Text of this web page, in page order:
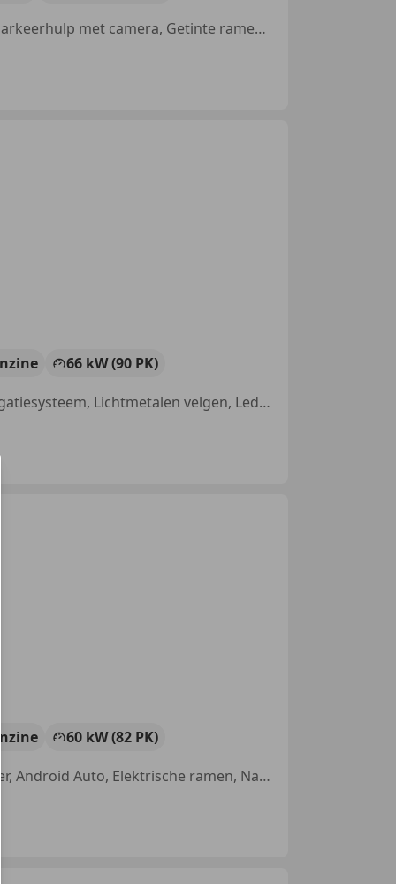
Sportstoelen, Airbag bestuurder, Geheel digitaal combi-instrument, Parkeerhulp met camera, Getinte ramen, Sfeerverlichting, Nieuwe APK, Apple CarPlay
66 kW (90 PK)
Automatische klimaatregeling, Nieuwe APK, Mistlampen, Alarm, Navigatiesysteem, Lichtmetalen velgen, Lederen stuurwiel, Regensensor
60 kW (82 PK)
Nieuwe APK, Airconditioning, Alarm, Apple CarPlay, Parkeerhulp achter, Android Auto, Elektrische ramen, Navigatiesysteem